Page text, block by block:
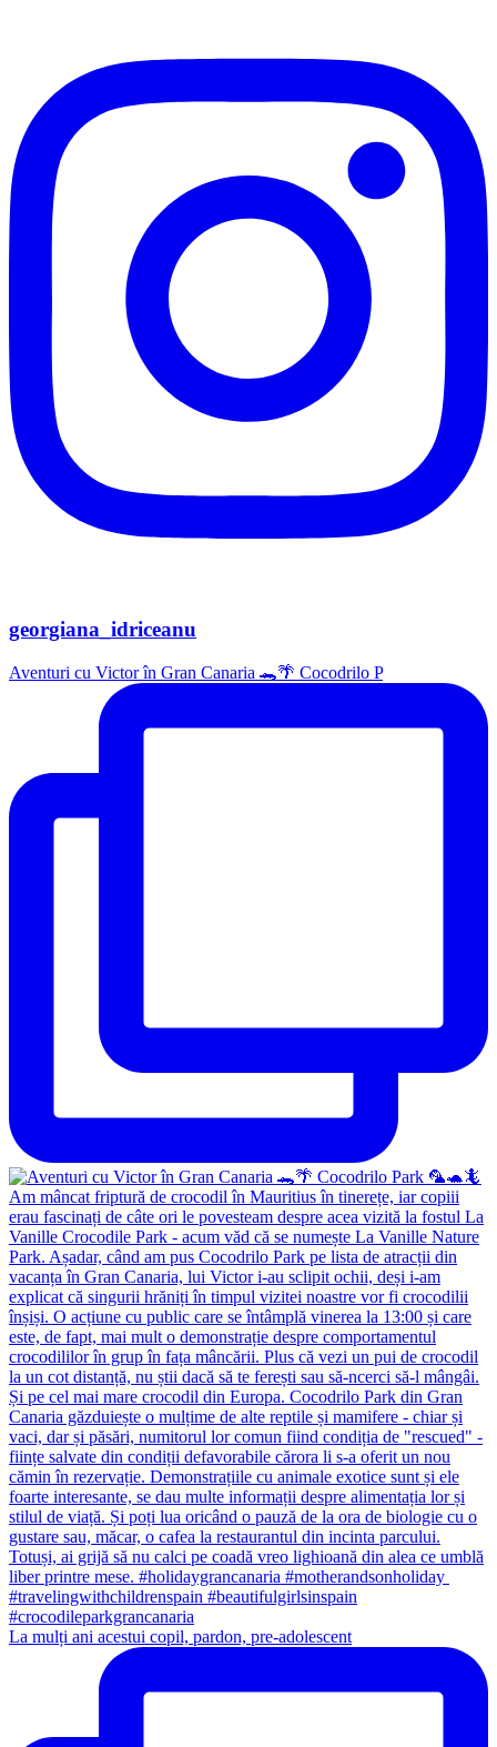
georgiana_idriceanu
Aventuri cu Victor în Gran Canaria 🐊🌴 Cocodrilo P
La mulți ani acestui copil, pardon, pre-adolescent